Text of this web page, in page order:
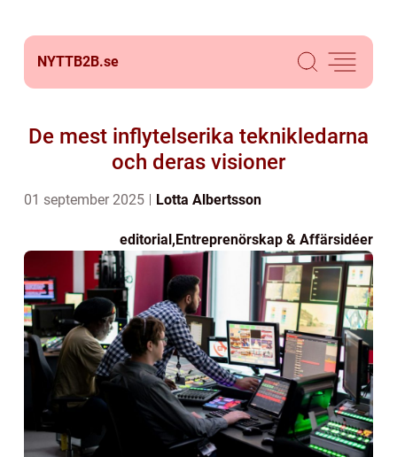
NYTTB2B.se
De mest inflytelserika teknikledarna
och deras visioner
01 september 2025 Lotta Albertsson
editorial,Entreprenörskap & Affärsidéer